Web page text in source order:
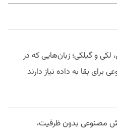
لکی و گیلکی؛ زبان‌هایی که در
بقا به داده نیاز دارند
مصنوعی بدون ظرفیت،